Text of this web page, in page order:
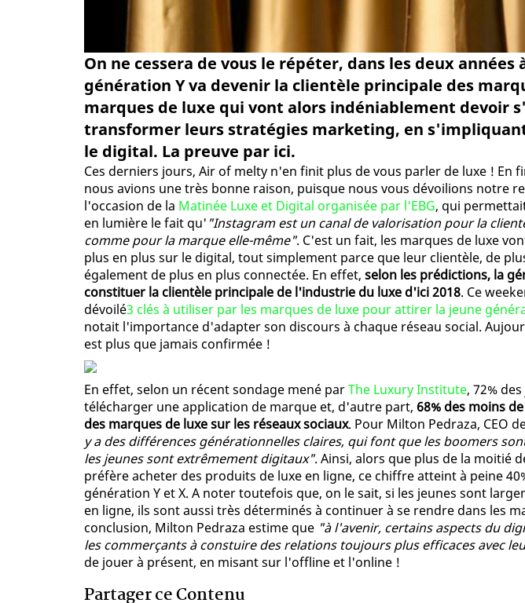
On ne cessera de vous le répéter, dans les deux années
génération Y va devenir la clientèle principale des
marques de luxe qui vont alors indéniablement devoir
transformer leurs stratégies marketing, en
le digital. La preuve par ici.
Ces derniers jours, Air of melty n'en finit plus de vous parler de luxe ! En
nous avions une très bonne raison, puisque nous vous dévoilions notre
l'occasion de la Matinée Luxe et Digital organisée par l'EBG, qui
en lumière le fait qu' "Instagram est un canal de valorisation pour la
comme pour la marque elle-même". C'est un fait, les marques de luxe
plus en plus sur le digital, tout simplement parce que leur clientèle, de
également de plus en plus connectée. En effet, selon les prédictions, la
constituer la clientèle principale de l'industrie du luxe d'ici 2018. Ce
dévoilé3 clés à utiliser par les marques de luxe pour attirer la jeune
notait l'importance d'adapter son discours à chaque réseau social.
est plus que jamais confirmée !
En effet, selon un récent sondage mené parThe Luxury Institute, 72%
télécharger une application de marque et, d'autre part, 68% des moins
des marques de luxe sur les réseaux sociaux. Pour Milton Pedraza, CEO
y a des différences générationnelles claires, qui font que les boomers
les jeunes sont extrêmement digitaux". Ainsi, alors que plus de la moitié
préfère acheter des produits de luxe en ligne, ce chiffre atteint à peine
génération Y et X. A noter toutefois que, on le sait, si les jeunes sont
en ligne, ils sont aussi très déterminés à continuer à se rendre dans les
conclusion, Milton Pedraza estime que "à l'avenir, certains aspects du
les commerçants à constuire des relations toujours plus efficaces avec
de jouer à présent, en misant sur l'offline et l'online !
Partager ce Contenu